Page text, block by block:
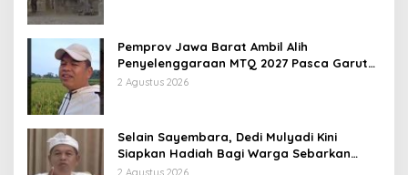
Pemprov Jawa Barat Ambil Alih
Penyelenggaraan MTQ 2027 Pasca Garut
Mundur Jadi Tuan Rumah
2 Agustus 2026
Selain Sayembara, Dedi Mulyadi Kini
Siapkan Hadiah Bagi Warga Sebarkan
Lokasi Penjualan Narkotika